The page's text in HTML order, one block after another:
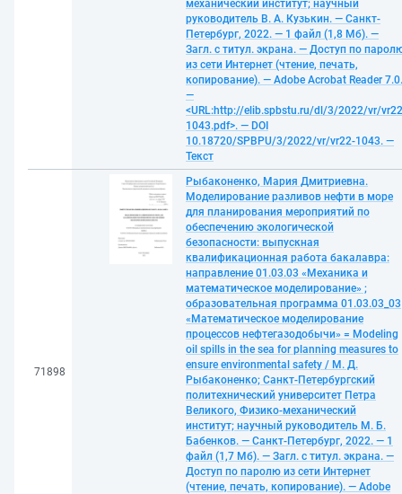
механический институт; научный
руководитель В. А. Кузькин. — Санкт-
Петербург, 2022. — 1 файл (1,8 Мб). —
Загл. с титул. экрана. — Доступ по
из сети Интернет (чтение, печать,
копирование). — Adobe Acrobat Reader 7.0.
—
<URL:http://elib.spbstu.ru/dl/3/2022/vr/
1043.pdf>. — DOI
10.18720/SPBPU/3/2022/vr/vr22-1043. —
Текст
71898
Рыбаконенко, Мария Дмитриевна.
Моделирование разливов нефти в море
для планирования мероприятий по
обеспечению экологической
безопасности: выпускная
квалификационная работа бакалавра:
направление 01.03.03 «Механика и
математическое моделирование» ;
образовательная программа 01.03.03_03
«Математическое моделирование
процессов нефтегазодобычи» = Modeling
oil spills in the sea for planning measures to
ensure environmental safety / М. Д.
Рыбаконенко; Санкт-Петербургский
политехнический университет Петра
Великого, Физико-механический
институт; научный руководитель М. Б.
Бабенков. — Санкт-Петербург, 2022. — 1
файл (1,7 Мб). — Загл. с титул. экрана. —
Доступ по паролю из сети Интернет
(чтение, печать, копирование). — Adobe